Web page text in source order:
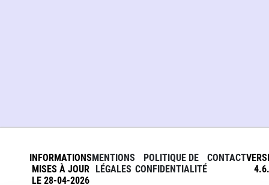
INFORMATIONS
MISES À JOUR
LE 28-04-2026
MENTIONS
LÉGALES
POLITIQUE DE
CONFIDENTIALITÉ
CONTACT